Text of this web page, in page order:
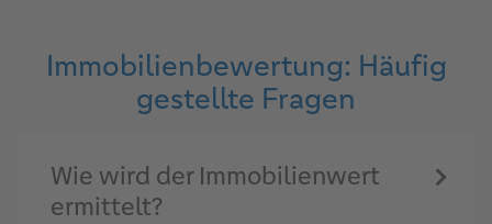
Immobilienbewertung: Häufig
gestellte Fragen
Wie wird der Immobilienwert
ermittelt?